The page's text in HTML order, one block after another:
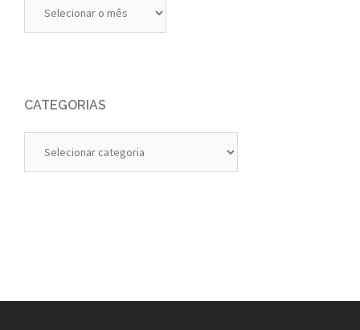
Anteriores
CATEGORIAS